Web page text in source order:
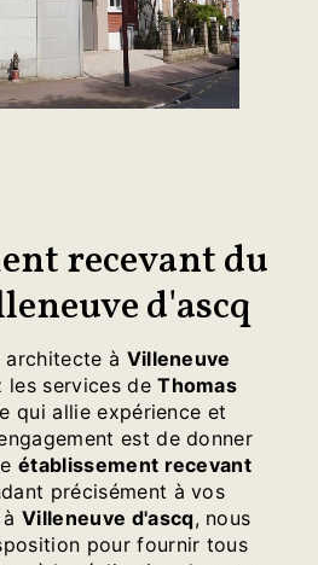
recevant du
d'ascq
architecte à Villeneuve
les services deThomas
qui allie expérience et
est de donner
établissement recevant
précisément à vos
àVilleneuve d'ascq, nous
pour fournir tous